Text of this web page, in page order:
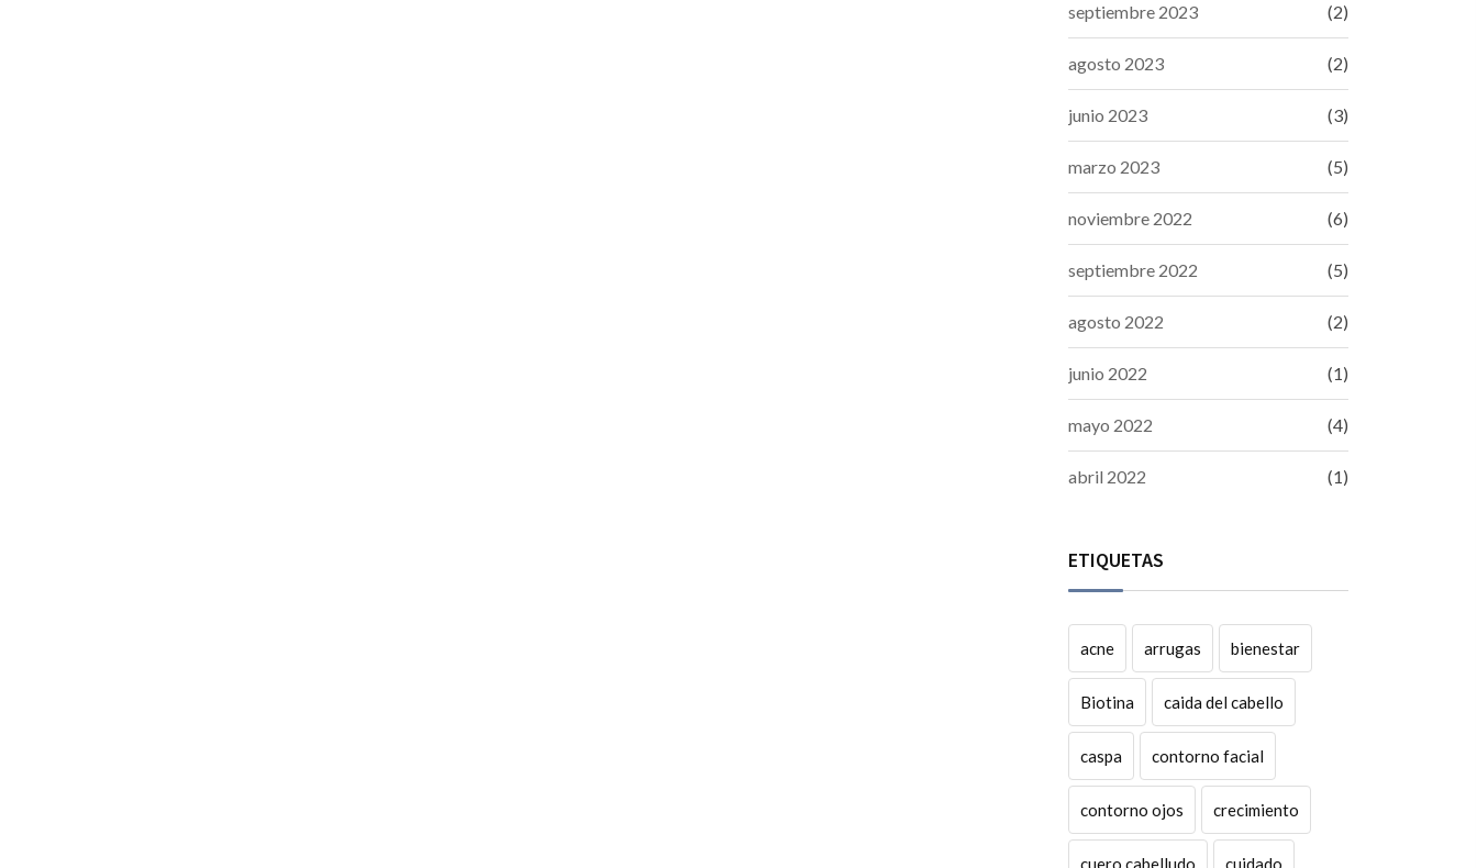
septiembre 2023 (2)
agosto 2023 (2)
junio 2023 (3)
marzo 2023 (5)
noviembre 2022 (6)
septiembre 2022 (5)
agosto 2022 (2)
junio 2022 (1)
mayo 2022 (4)
abril 2022 (1)
ETIQUETAS
acne arrugas bienestar
Biotina caida del cabello
caspa contorno facial
contorno ojos crecimiento
cuero cabelludo cuidado